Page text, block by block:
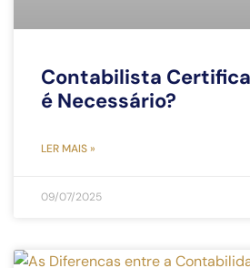
Contabilista
é Necessário?
LER MAIS »
09/07/2025